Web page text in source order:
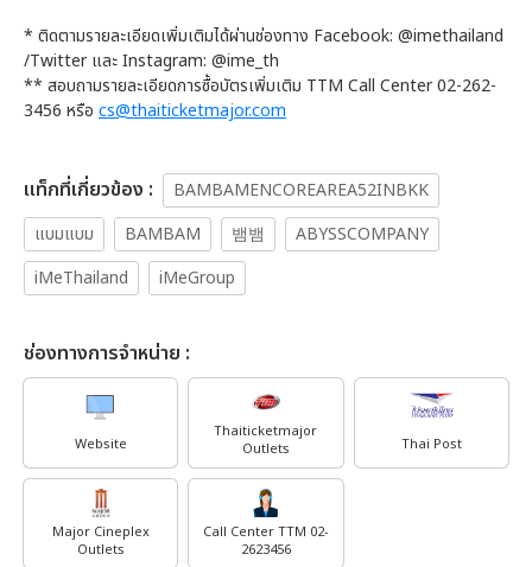
* ติดตามรายละเอียดเพิ่มเติมได้ผ่านช่องทาง Facebook: @imethailand
/Twitter และ Instagram: @ime_th
** สอบถามรายละเอียดการซื้อบัตรเพิ่มเติม TTM Call Center 02-262-
3456 หรือ cs@thaiticketmajor.com
เเท็กที่เกี่ยวข้อง :
BAMBAMENCOREAREA52INBKK
แบมแบม
BAMBAM 뱀뱀
ABYSSCOMPANY
iMeThailand
iMeGroup
ช่องทางการจำหน่าย :
Website
Thaiticketmajor
Outlets
Thai Post
Major Cineplex
Outlets
Call Center TTM 02-
2623456